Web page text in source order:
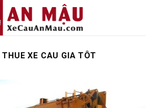
THUE XE CAU GIA TÔT